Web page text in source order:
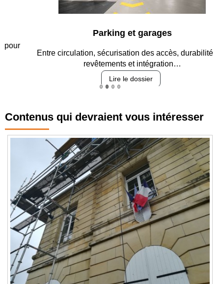
Parking et garages
Entre circulation, sécurisation des accès, durabilité des
revêtements et intégration…
Lire le dossier
Contenus qui devraient vous intéresser